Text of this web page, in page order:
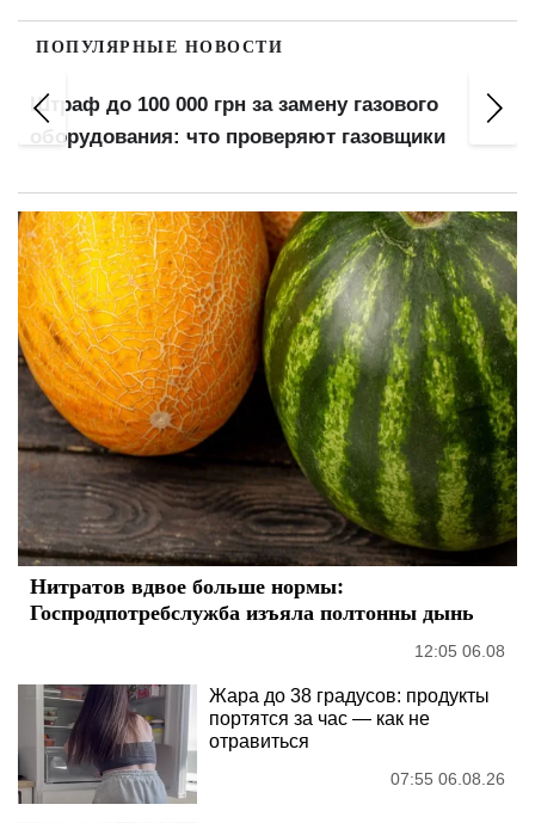
ПОПУЛЯРНЫЕ НОВОСТИ
Штраф до 100 000 грн за замену газового
оборудования: что проверяют газовщики
Нитратов вдвое больше нормы:
Госпродпотребслужба изъяла полтонны дынь
12:05 06.08
Жара до 38 градусов: продукты
портятся за час — как не
отравиться
07:55 06.08.26